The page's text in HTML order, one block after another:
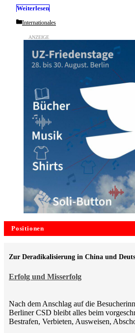
Weiterlesen
Categories
Internationales
Positionen
Erfolg und Misserfolg
Zur Deradikalisierung in China und
Nach dem Anschlag auf die
Berliner CSD bleibt alles beim
Bestrafen, Verbieten, Ausweisen,